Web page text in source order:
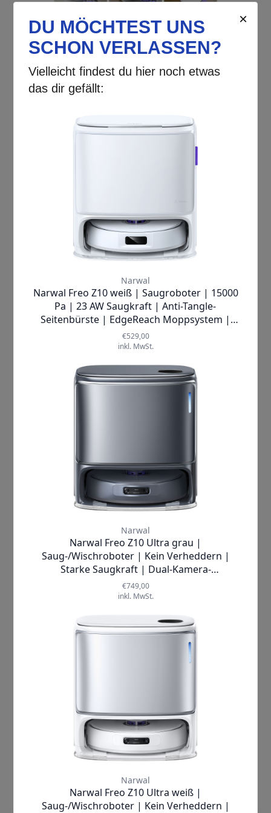
Erleben Sie mit dem Narwal Freo X10
eine völlig neue Dimension der
Bodenreinigung, die Ihnen im Alltag
Dieses innovative Gerät sorgt dafür,
dass Ihre Böden nicht nur sauber,
sondern makellos gepflegt sind – ganz
staubfreien Boden vorzufinden, der
zum Wohlfühlen und Entspannen
einlädt. Genau dieses Gefühl von
Leichtigkeit und Komfort schenkt
Tauchen Sie ein in die Faszination
modernster Reinigungstechnologie,